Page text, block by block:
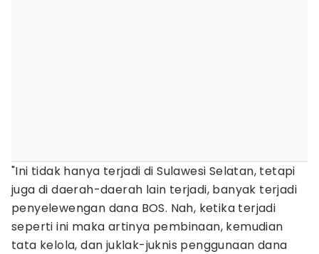
"Ini tidak hanya terjadi di Sulawesi Selatan, tetapi
juga di daerah-daerah lain terjadi, banyak terjadi
penyelewengan dana BOS. Nah, ketika terjadi
seperti ini maka artinya pembinaan, kemudian
tata kelola, dan juklak-juknis penggunaan dana